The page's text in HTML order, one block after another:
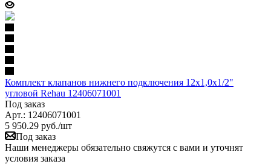
Комплект клапанов нижнего подключения 12х1,0x1/2"
угловой Rehau 12406071001
Под заказ
Арт.: 12406071001
5 950.29 руб./шт
Под заказ
Наши менеджеры обязательно свяжутся с вами и уточнят
условия заказа